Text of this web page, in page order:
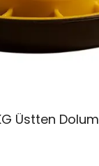
Üstten Dolum